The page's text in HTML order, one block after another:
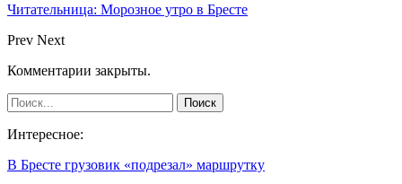
Читательница: Морозное утро в Бресте
Prev Next
Комментарии закрыты.
Интересное:
В Бресте грузовик «подрезал» маршрутку